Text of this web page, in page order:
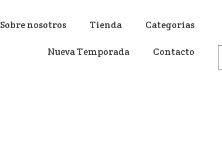
Sobre nosotros Tienda Categorías
Nueva Temporada Contacto